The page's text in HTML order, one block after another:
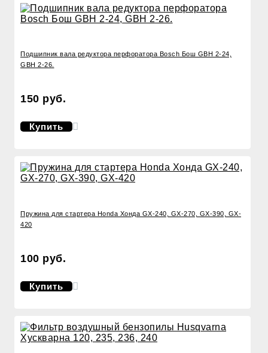
Подшипник вала редуктора перфоратора Bosch Бош GBH 2-24,
GBH 2-26.
150 руб.
Купить
Пружина для стартера Honda Хонда GX-240, GX-270, GX-390, GX-
420
100 руб.
Купить